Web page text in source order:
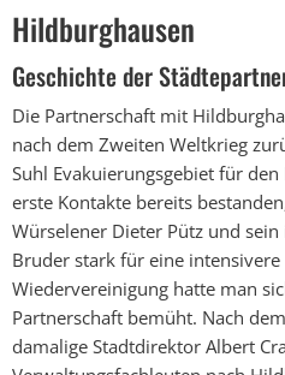
Hildburghausen
Geschichte der
Die Partnerschaft mit
nach dem Zweiten Weltkrieg
Suhl Evakuierungsgebiet für
erste Kontakte bereits
Würselener Dieter Pütz und
Bruder stark für eine
Wiedervereinigung hatte man
Partnerschaft bemüht. Nach
damalige Stadtdirektor Albert